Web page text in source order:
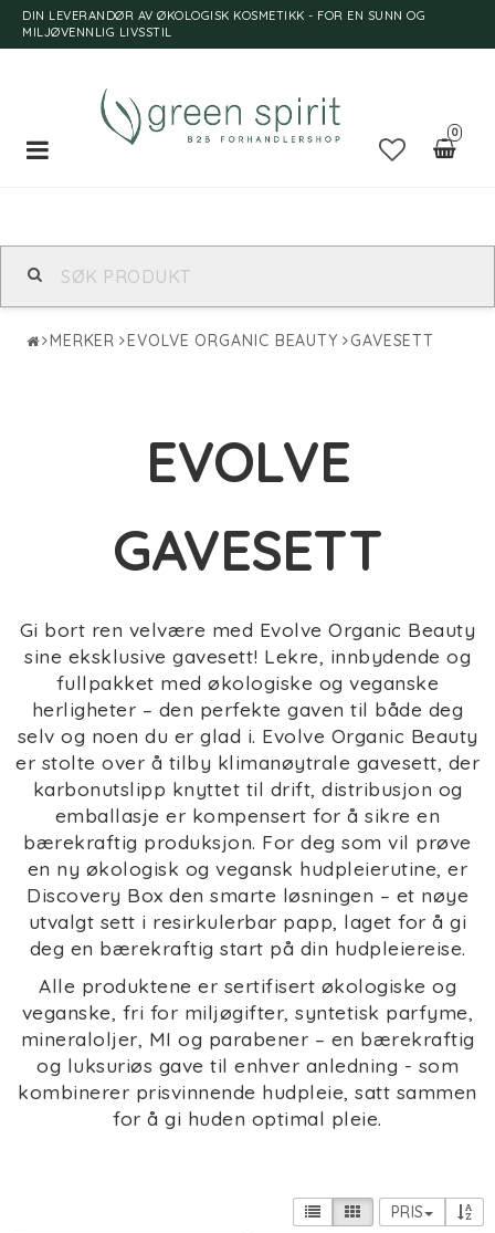
DIN LEVERANDØR AV ØKOLOGISK KOSMETIKK - FOR EN SUNN OG
MILJØVENNLIG LIVSSTIL
0
Toggle
navigation
MERKER EVOLVE ORGANIC BEAUTY GAVESETT
EVOLVE
GAVESETT
Gi bort ren velvære med Evolve Organic Beauty
sine eksklusive gavesett! Lekre, innbydende og
fullpakket med økologiske og veganske
herligheter – den perfekte gaven til både deg
selv og noen du er glad i. Evolve Organic Beauty
er stolte over å tilby klimanøytrale gavesett, der
karbonutslipp knyttet til drift, distribusjon og
emballasje er kompensert for å sikre en
bærekraftig produksjon. For deg som vil prøve
en ny økologisk og vegansk hudpleierutine, er
Discovery Box den smarte løsningen – et nøye
utvalgt sett i resirkulerbar papp, laget for å gi
deg en bærekraftig start på din hudpleiereise.
Alle produktene er sertifisert økologiske og
veganske, fri for miljøgifter, syntetisk parfyme,
mineraloljer, MI og parabener – en bærekraftig
og luksuriøs gave til enhver anledning - som
kombinerer prisvinnende hudpleie, satt sammen
for å gi huden optimal pleie.
PRIS